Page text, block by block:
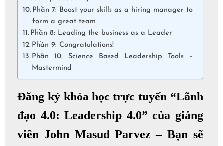
Phần 7: Boost your skills as a hiring manager to
form a great team
Phần 8: Leading the business as a Leader
Phần 9: Congratulations!
Phần 10: Science Based Leadership Tools –
Mastermind
Đăng ký khóa học trực tuyến “Lãnh
đạo 4.0: Leadership 4.0” của giảng
viên John Masud Parvez – Bạn sẽ